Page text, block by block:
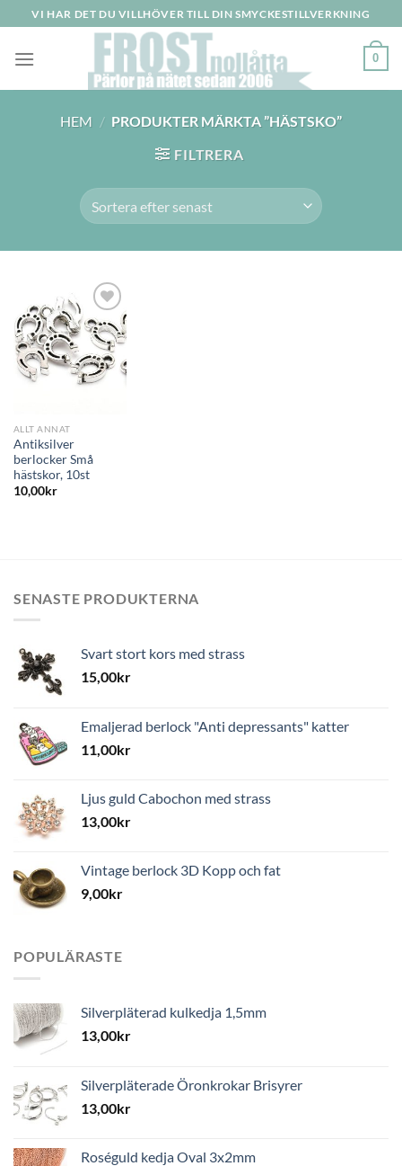
to
content
VI HAR DET DU VILLHÖVER TILL DIN SMYCKESTILLVERKNING
0
HEM / PRODUKTER MÄRKTA ”HÄSTSKO”
FILTRERA
ALLT ANNAT
Antiksilver
berlocker Små
hästskor, 10st
10,00kr
SENASTE PRODUKTERNA
Svart stort kors med strass
15,00kr
Emaljerad berlock "Anti depressants" katter
11,00kr
Ljus guld Cabochon med strass
13,00kr
Vintage berlock 3D Kopp och fat
9,00kr
POPULÄRASTE
Silverpläterad kulkedja 1,5mm
13,00kr
Silverpläterade Öronkrokar Brisyrer
13,00kr
Roséguld kedja Oval 3x2mm